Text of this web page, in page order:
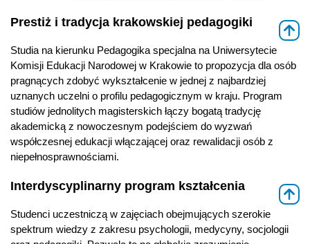
Prestiż i tradycja krakowskiej pedagogiki
Studia na kierunku Pedagogika specjalna na Uniwersytecie
Komisji Edukacji Narodowej w Krakowie to propozycja dla osób
pragnących zdobyć wykształcenie w jednej z najbardziej
uznanych uczelni o profilu pedagogicznym w kraju. Program
studiów jednolitych magisterskich łączy bogatą tradycję
akademicką z nowoczesnym podejściem do wyzwań
współczesnej edukacji włączającej oraz rewalidacji osób z
niepełnosprawnościami.
Interdyscyplinarny program kształcenia
Studenci uczestniczą w zajęciach obejmujących szerokie
spektrum wiedzy z zakresu psychologii, medycyny, socjologii